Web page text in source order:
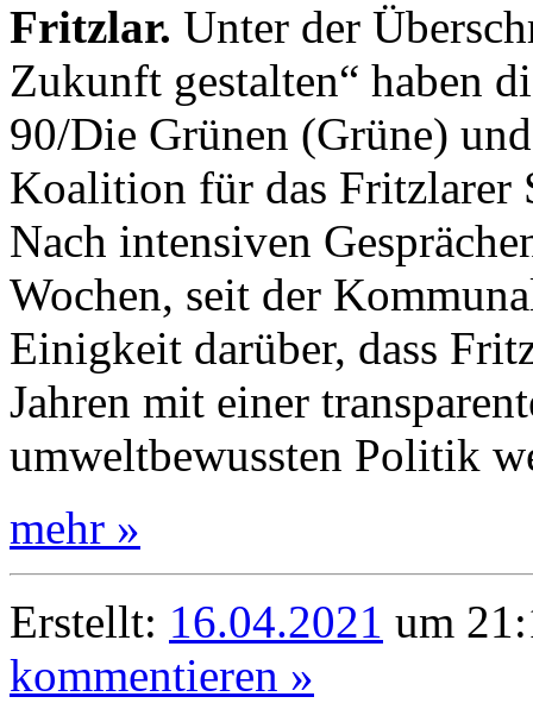
Fritzlar. Unter der
Zukunft gestalten“ haben
90/Die Grünen (Grüne)
Koalition für das Fritzlarer
Nach intensiven
Wochen, seit der
Einigkeit darüber, dass
Jahren mit einer
umweltbewussten Politik
mehr »
Erstellt: 16.04.2021 um
kommentieren »